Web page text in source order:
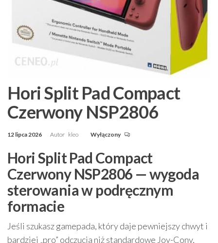
Hori Split Pad Compact
Czerwony NSP2806
12 lipca 2026 Autor kleo Wyłączony
Hori Split Pad Compact
Czerwony NSP2806 — wygoda
sterowania w podręcznym
formacie
Jeśli szukasz gamepada, który daje pewniejszy chwyt i
bardziej „pro” odczucia niż standardowe Joy-Cony,